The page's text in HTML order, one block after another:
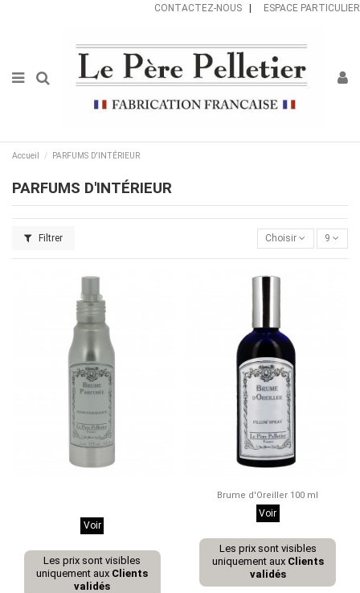
CONTACTEZ-NOUS ESPACE PARTICULIER
Accueil PARFUMS D'INTÉRIEUR
PARFUMS D'INTÉRIEUR
Filtrer Choisir 9
Voir
Les prix sont visibles
uniquement aux Clients
validés
Brume d'Oreiller 100 ml
Voir
Les prix sont visibles
uniquement aux Clients
validés